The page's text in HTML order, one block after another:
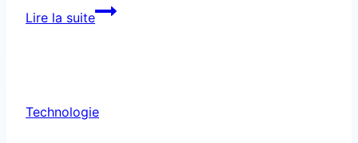
Lire la suiteComment
en
Technologie